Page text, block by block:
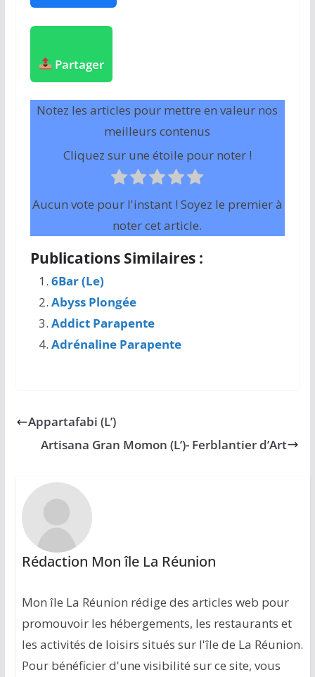
Partager
Notez les articles pour mettre en valeur nos
meilleurs contenus
Cliquez sur une étoile pour noter !
Aucun vote pour l'instant ! Soyez le premier à
noter cet article.
Publications Similaires :
6Bar (Le)
Abyss Plongée
Addict Parapente
Adrénaline Parapente
Appartafabi (L’)
Artisana Gran Momon (L’)- Ferblantier d’Art
Rédaction Mon île La Réunion
Mon île La Réunion rédige des articles web pour
promouvoir les hébergements, les restaurants et
les activités de loisirs situés sur l'île de La Réunion.
Pour bénéficier d'une visibilité sur ce site, vous